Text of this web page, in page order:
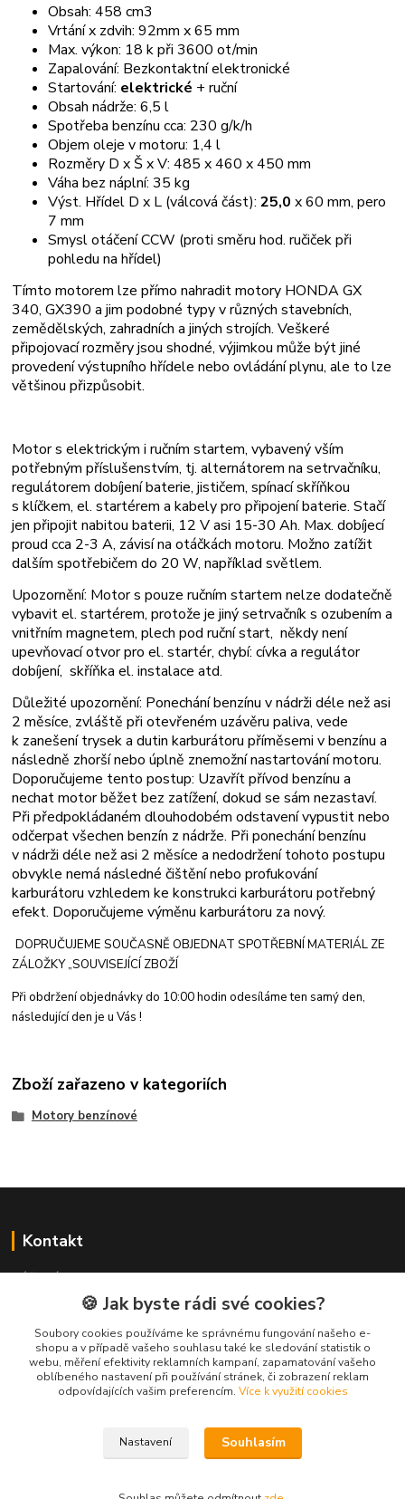
Obsah: 458 cm3
Vrtání x zdvih: 92mm x 65 mm
Max. výkon: 18 k při 3600 ot/min
Zapalování: Bezkontaktní elektronické
Startování: elektrické + ruční
Obsah nádrže: 6,5 l
Spotřeba benzínu cca: 230 g/k/h
Objem oleje v motoru: 1,4 l
Rozměry D x Š x V: 485 x 460 x 450 mm
Váha bez náplní: 35 kg
Výst. Hřídel D x L (válcová část):25,0 x 60 mm, pero
7 mm
Smysl otáčení CCW (proti směru hod. ručiček při
pohledu na hřídel)
Tímto motorem lze přímo nahradit motory HONDA GX
340, GX390 a jim podobné typy v různých stavebních,
zemědělských, zahradních a jiných strojích. Veškeré
připojovací rozměry jsou shodné, výjimkou může být jiné
provedení výstupního hřídele nebo ovládání plynu, ale to lze
většinou přizpůsobit.
Motor s elektrickým i ručním startem, vybavený vším
potřebným příslušenstvím, tj. alternátorem na setrvačníku,
regulátorem dobíjení baterie, jističem, spínací skříňkou
s klíčkem, el. startérem a kabely pro připojení baterie. Stačí
jen připojit nabitou baterii, 12 V asi 15-30 Ah. Max. dobíjecí
proud cca 2-3 A, závisí na otáčkách motoru. Možno zatížit
dalším spotřebičem do 20 W, například světlem.
Upozornění: Motor s pouze ručním startem nelze dodatečně
vybavit el. startérem, protože je jiný setrvačník s ozubením a
vnitřním magnetem, plech pod ruční start, někdy není
upevňovací otvor pro el. startér, chybí: cívka a regulátor
dobíjení, skříňka el. instalace atd.
Důležité upozornění: Ponechání benzínu v nádrži déle než asi
2 měsíce, zvláště při otevřeném uzávěru paliva, vede
k zanešení trysek a dutin karburátoru příměsemi v benzínu a
následně zhorší nebo úplně znemožní nastartování motoru.
Doporučujeme tento postup: Uzavřít přívod benzínu a
nechat motor běžet bez zatížení, dokud se sám nezastaví.
Při předpokládaném dlouhodobém odstavení vypustit nebo
odčerpat všechen benzín z nádrže. Při ponechání benzínu
v nádrži déle než asi 2 měsíce a nedodržení tohoto postupu
obvykle nemá následné čištění nebo profukování
karburátoru vzhledem ke konstrukci karburátoru potřebný
efekt. Doporučujeme výměnu karburátoru za nový.
DOPRUČUJEME SOUČASNĚ OBJEDNAT SPOTŘEBNÍ MATERIÁL ZE
ZÁLOŽKY „SOUVISEJÍCÍ ZBOŽÍ
Při obdržení objednávky do 10:00 hodin odesíláme ten samý den,
následující den je u Vás !
Zboží zařazeno v kategoriích
Motory benzínové
Kontakt
+420 481 621 329
centraly@enhlava.cz
🍪 Jak byste rádi své cookies?
Soubory cookies používáme ke správnému fungování našeho e-
shopu a v případě vašeho souhlasu také ke sledování statistik o
webu, měření efektivity reklamních kampaní, zapamatování vašeho
oblíbeného nastavení při používání stránek, či zobrazení reklam
odpovídajících vašim preferencím. Více k využití cookies
Nastavení Souhlasím